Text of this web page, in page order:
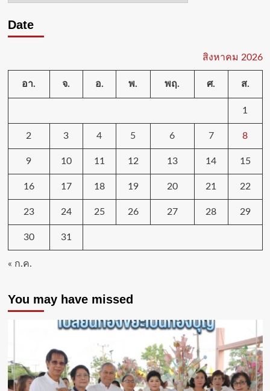
Date
สิงหาคม 2026
อา. จ. อ. พ. พฤ. ศ. ส.
1
2 3 4 5 6 7 8
9 10 11 12 13 14 15
16 17 18 19 20 21 22
23 24 25 26 27 28 29
30 31
« ก.ค.
You may have missed